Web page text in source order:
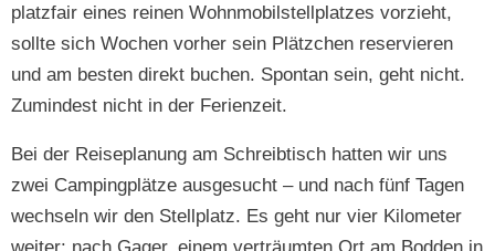
platz­fair eines reinen Wohn­mo­bil­stellplatzes vorzieht,
sollte sich Wochen vorher sein Plätzchen reservieren
und am besten direkt buchen. Spon­tan sein, geht nicht.
Zumin­d­est nicht in der Ferienzeit.
Bei der Reise­pla­nung am Schreibtisch hat­ten wir uns
zwei Camp­ing­plätze aus­ge­sucht – und nach fünf Tagen
wech­seln wir den Stellplatz. Es geht nur vier Kilo­me­ter
weit­er: nach Gager, einem verträumten Ort am Bod­den in